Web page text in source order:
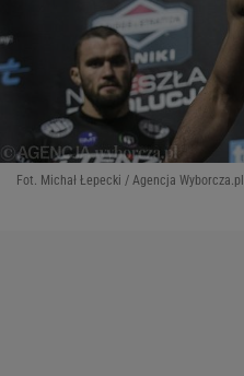
Fot. Michał Łepecki / Agencja Wyborcza.pl